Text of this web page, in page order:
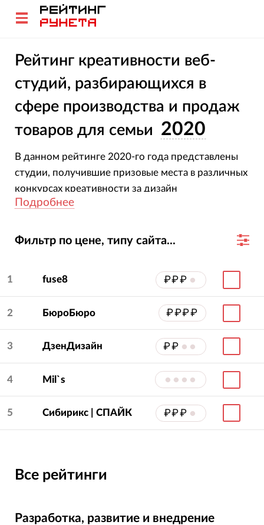
Рейтинг креативности веб-
студий, разбирающихся в
сфере производства и продаж
товаров для семьи 2020
В данном рейтинге 2020-го года представлены
студии, получившие призовые места в различных
конкурсах креативности за дизайн
разработанных ими сайтов семейной тематики.
Подробнее
Фильтр по цене, типу сайта...
1 fuse8 ₽₽₽ •
2 БюроБюро ₽₽₽₽
3 ДзенДизайн ₽₽ ••
4 Mil`s ••••
5 Сибирикс | СПАЙК ₽₽₽ •
Все рейтинги
Разработка, развитие и внедрение